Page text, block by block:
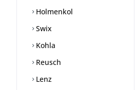
Holmenkol
Swix
Kohla
Reusch
Lenz